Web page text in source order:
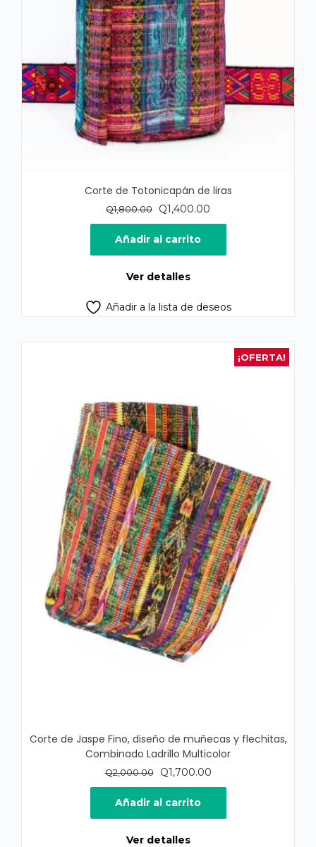
Corte de Totonicapán de liras
Q1,800.00
El
precio
original
era:
Q1,400.00
precio
es:
Añadir al carrito
Ver detalles
Añadir a la lista de deseos
¡OFERTA!
Corte de Jaspe Fino, diseño de muñecas y flechitas,
Combinado Ladrillo Multicolor
Q2,000.00
El
precio
original
era:
Q1,700.00El
precio
es:
Añadir al carrito
Ver detalles